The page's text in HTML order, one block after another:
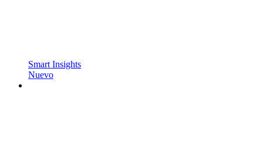
Smart Insights
Nuevo